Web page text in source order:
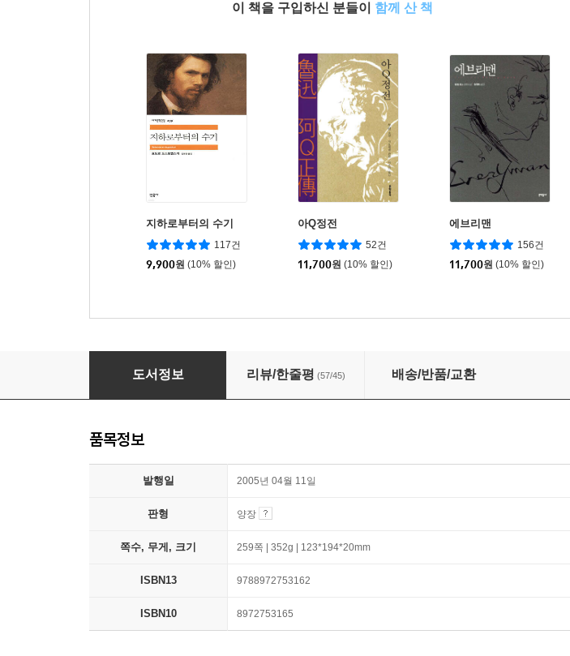
이 책을 구입하신 분들이 함께 산 책
지하로부터의 수기
117건
9,900원 (10% 할인)
아Q정전
52건
11,700원 (10% 할인)
에브리맨
156건
11,700원 (10% 할인)
발자크와 바느질하는 중국소녀
도서정보 리뷰/한줄평 (57/45) 배송/반품/교환
품목정보
발행일 2005년 04월 11일
판형 양장
쪽수, 무게, 크기 259쪽 | 352g | 123*194*20mm
ISBN13 9788972753162
ISBN10 8972753165